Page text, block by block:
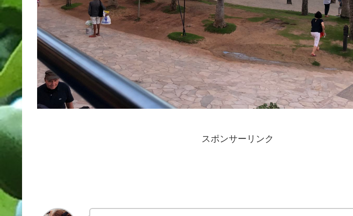
スポンサーリンク